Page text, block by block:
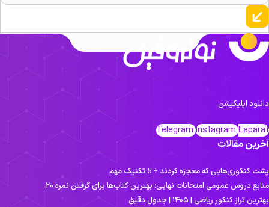
اپلیکیشن
TelegramInstagram
مقالات
کنکوری‌هایی که معجزه کردند + 5 تکنیک مهم
دروس عمومی امتحانات نهایی؛ بهترین کتاب‌ها برای گرفتن نمره ۲۰
تراز کنکور ریاضی | ۱۴۰۵ | جدول دقیق